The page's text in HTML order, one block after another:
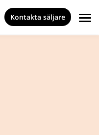
Kontakta säljare